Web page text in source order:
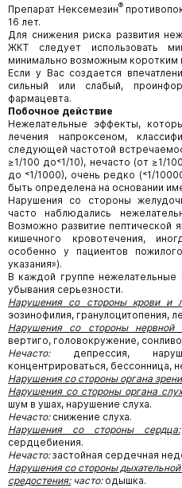
Препарат Нексемезин®
16 лет.
Для снижения риска развития
ЖКТ следует использовать
минимально возможным коротким
Если у Вас создается
сильный или слабый,
фармацевта.
Побочное действие
Нежелательные эффекты,
лечения напроксеном,
следующей частотой
≥1/100 до˂1/10), нечасто (от ≥1/
до ˂1/1000), очень редко (˂1/
быть определена на основании
Нарушения со стороны
часто наблюдались
Возможно развитие пептической
кишечного кровотечения,
особенно у пациентов
указания»).
В каждой группе
убывания серьезности.
Нарушения со стороны крови и
эозинофилия, гранулоцитопения,
Нарушения со стороны нервной
вертиго, головокружение,
Нечасто:депрессия,
концентрироваться, бессонница,
Нарушения со стороны органа
Нарушения со стороны органа
шум в ушах, нарушение слуха.
Нечасто:снижение слуха.
Нарушения со стороны сердца:
сердцебиения.
Нечасто:застойная сердечная
Нарушения со стороны
средостения: часто:одышка.